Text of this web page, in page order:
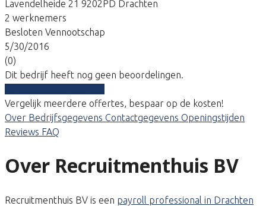
Lavendelheide 21 9202PD Drachten
2 werknemers
Besloten Vennootschap
5/30/2016
(0)
Dit bedrijf heeft nog geen beoordelingen.
Vergelijk meerdere offertes, bespaar op de kosten!
Over Bedrijfsgegevens Contactgegevens Openingstijden
Reviews FAQ
Over Recruitmenthuis BV
Recruitmenthuis BV is een payroll professional in Drachten